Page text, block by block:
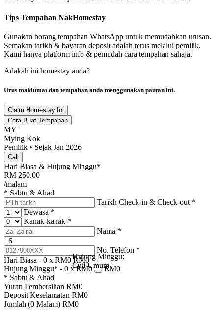
Tips Tempahan NakHomestay
Gunakan borang tempahan WhatsApp untuk memudahkan urusan.
Semakan tarikh & bayaran deposit adalah terus melalui pemilik.
Kami hanya platform info & pemudah cara tempahan sahaja.
Adakah ini homestay anda?
Urus maklumat dan tempahan anda menggunakan pautan ini.
Claim Homestay Ini
Cara Buat Tempahan
MY
Mying Kok
Pemilik • Sejak Jan 2026
Call
Hari Biasa & Hujung Minggu*
RM 250.00
/malam
* Sabtu & Ahad
Tarikh Check-in & Check-out *
Dewasa *
Kanak-kanak *
Nama *
+6
No. Telefon *
Hari Biasa - 0 x RM0 RM0
Hujung Minggu* - 0 x RM0
Hujung Minggu:
Cuti Umum:RM0
* Sabtu & Ahad
Yuran Pembersihan RM0
Deposit Keselamatan RM0
Jumlah (0 Malam) RM0